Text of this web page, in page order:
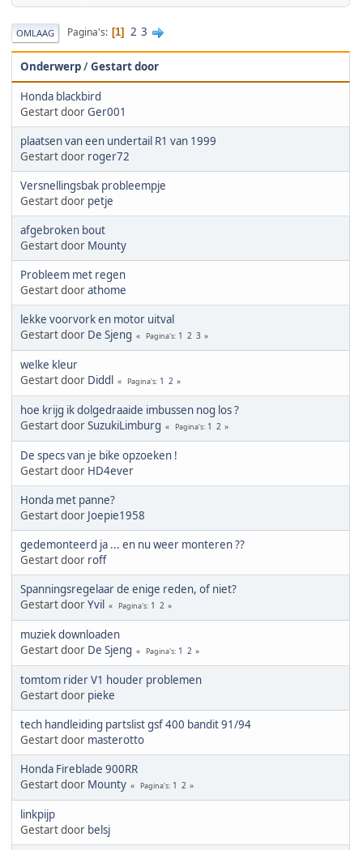
OMLAAG Pagina's 1 2 3
Onderwerp/Gestart door
Honda blackbird
Gestart doorGer001
plaatsen van een undertail R1 van 1999
Gestart door roger72
Versnellingsbak probleempje
Gestart door petje
afgebroken bout
Gestart door Mounty
Probleem met regen
Gestart doorathome
lekke voorvork en motor uitval
Gestart door De Sjeng Pagina's 1 2 3
welke kleur
Gestart door Diddl Pagina's 1 2
hoe krijg ik dolgedraaide imbussen nog los ?
Gestart doorSuzukiLimburg Pagina's 1 2
De specs van je bike opzoeken !
Gestart door HD4ever
Honda met panne?
Gestart door Joepie1958
gedemonteerd ja ... en nu weer monteren ??
Gestart door roff
Spanningsregelaar de enige reden, of niet?
Gestart doorYvil Pagina's 1 2
muziek downloaden
Gestart door De Sjeng Pagina's 1 2
tomtom rider V1 houder problemen
Gestart door pieke
tech handleiding partslist gsf 400 bandit 91/94
Gestart door masterotto
Honda Fireblade 900RR
Gestart door Mounty Pagina's 1 2
linkpijp
Gestart door belsj